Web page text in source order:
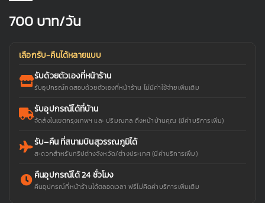
700 บาท/วัน
เลือกรับ-คืนได้หลายแบบ
รับด้วยตัวเองที่หน้าร้าน
รับอุปกรณ์ทดสอบด้วยตัวเองที่หน้าร้าน ไม่มีค่าใช้จ่ายเพิ่มเติม
รับอุปกรณ์ได้ที่บ้าน
จัดส่งในเขตกรุงเทพฯ และ ปริมณฑล ถึงหน้าบ้านคุณ (มีค่าบริการเพิ่ม)
รับ–คืน ที่สนามบินสุวรรณภูมิได้
สะดวกสำหรับทริปต่างจังหวัด/ต่างประเทศ (มีค่าบริการเพิ่ม)
คืนอุปกรณ์ได้ 24 ชั่วโมง
คืนอุปกรณ์ที่หน้าร้านได้ตลอดเวลา ฟรีไม่คิดค่าบริการเพิ่มเติม